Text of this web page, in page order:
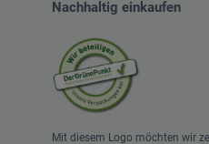
Insel Verlag
Kein & Aber Verlag
Klett-Cotta Verlag
Leykam Verlag
Nachhaltig einkaufen
Mit diesem Logo möchten wir